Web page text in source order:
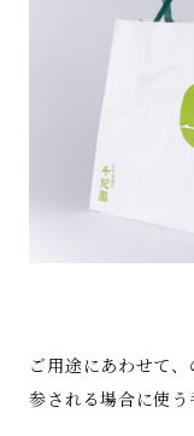
ご用途にあわせて
参される場合に使う